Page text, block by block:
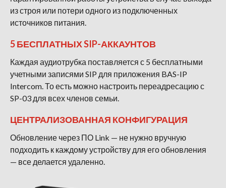
из строя или потери одного из подключенных
источников питания.
5 БЕСПЛАТНЫХ SIP-АККАУНТОВ
Каждая аудиотрубка поставляется с 5 бесплатными
учетными записями SIP для приложения BAS-IP
Intercom. То есть можно настроить переадресацию с
SP-03 для всех членов семьи.
ЦЕНТРАЛИЗОВАННАЯ КОНФИГУРАЦИЯ
Обновление через ПО Link — не нужно вручную
подходить к каждому устройству для его обновления
— все делается удаленно.